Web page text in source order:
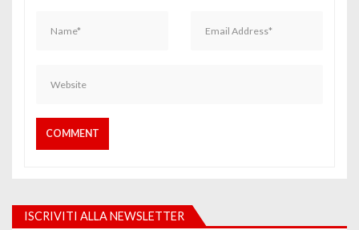
ISCRIVITI ALLA NEWSLETTER